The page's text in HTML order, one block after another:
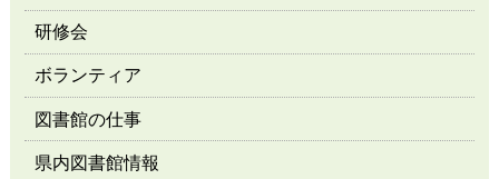
研修会
ボランティア
図書館の仕事
県内図書館情報